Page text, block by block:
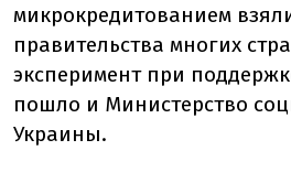
микрокредитованием
правительства многих
эксперимент при
пошло и Министерство
Украины.